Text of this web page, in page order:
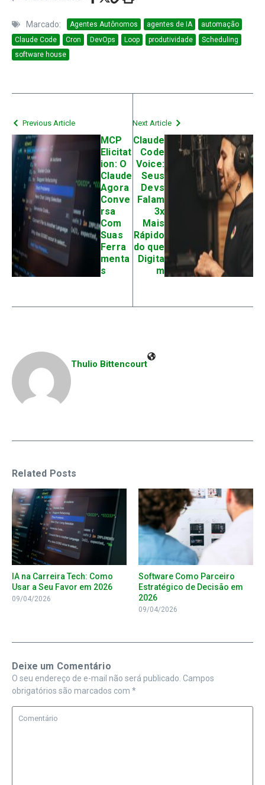
Marcado: Agentes Autônomos agentes de IA
automação
Claude Code
Cron DevOps Loop produtividade
Scheduling
software house
Previous Article
MCP
Elicitat
ion: O
Claude
Agora
Conve
rsa
Com
Suas
Ferra
menta
s
Next Article
Claude
Code
Voice:
Seus
Devs
Falam
3x
Mais
Rápido
do que
Digita
m
Thulio Bittencourt
Related Posts
IA na Carreira Tech: Como
Usar a Seu Favor em 2026
09/04/2026
Software Como Parceiro
Estratégico de Decisão em
2026
09/04/2026
Deixe um Comentário
O seu endereço de e-mail não será publicado. Campos
obrigatórios são marcados com *